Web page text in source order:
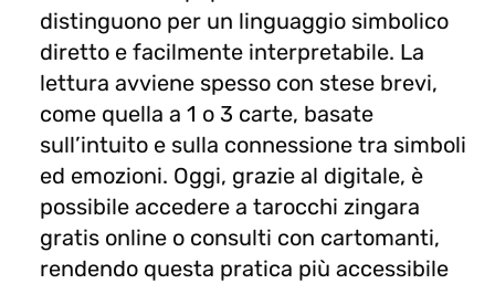
distinguono per un linguaggio simbolico
diretto e facilmente interpretabile. La
lettura avviene spesso con stese brevi,
come quella a 1 o 3 carte, basate
sull’intuito e sulla connessione tra simboli
ed emozioni. Oggi, grazie al digitale, è
possibile accedere a tarocchi zingara
gratis online o consulti con cartomanti,
rendendo questa pratica più accessibile